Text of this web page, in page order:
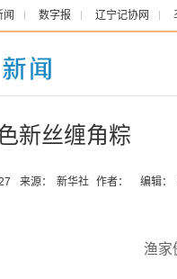
闻 数字报 辽宁记协网
新丝缠角粽
来源： 新华社 作者： 编辑：
渔家